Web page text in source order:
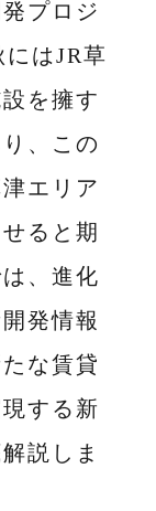
プロジ
はJR草
を擁す
、この
エリア
ると期
、進化
発情報
な賃貸
する新
説しま